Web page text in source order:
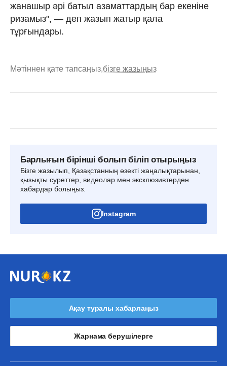
жанашыр әрі батыл азаматтардың бар екеніне
ризамыз", — деп жазып жатыр қала
тұрғындары.
Мәтіннен қате тапсаңыз,бізге жазыңыз
Барлығын бірінші болып біліп отырыңыз
Бізге жазылып, Қазақстанның өзекті жаңалықтарынан,
қызықты суреттер, видеолар мен эксклюзивтерден
хабардар болыңыз.
Instagram
Ақау туралы хабарлаңыз
Жарнама берушілерге